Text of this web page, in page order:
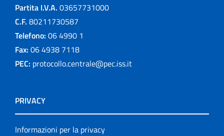
Partita I.V.A. 03657731000
C.F. 80211730587
Telefono: 06 4990 1
Fax: 06 4938 7118
PEC: protocollo.centrale@pec.iss.it
PRIVACY
Informazioni per la privacy